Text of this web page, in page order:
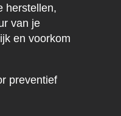
herstellen,
van je
en voorkom
preventief